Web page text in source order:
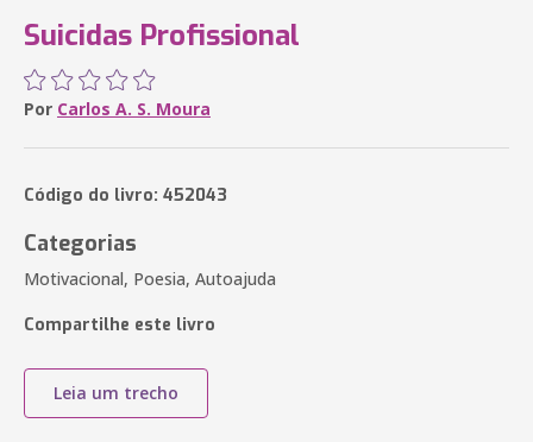
Suicidas Profissional
Por Carlos A. S. Moura
Código do livro: 452043
Categorias
Motivacional, Poesia, Autoajuda
Compartilhe este livro
Leia um trecho